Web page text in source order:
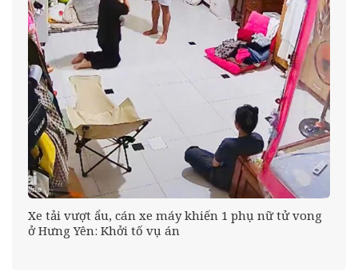
Xe tải vượt ẩu, cán xe máy khiến 1 phụ nữ tử vong
ở Hưng Yên: Khởi tố vụ án